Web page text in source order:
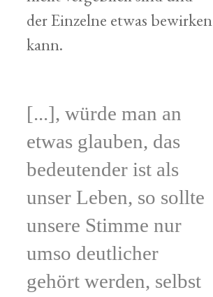
der Einzelne etwas bewirken
kann.
[...], würde man an
etwas glauben, das
bedeutender ist als
unser Leben, so sollte
unsere Stimme nur
umso deutlicher
gehört werden, selbst